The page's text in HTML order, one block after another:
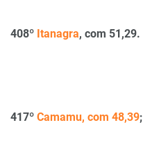
408º Itanagra, com 51,29.
417º Camamu, com 48,39;